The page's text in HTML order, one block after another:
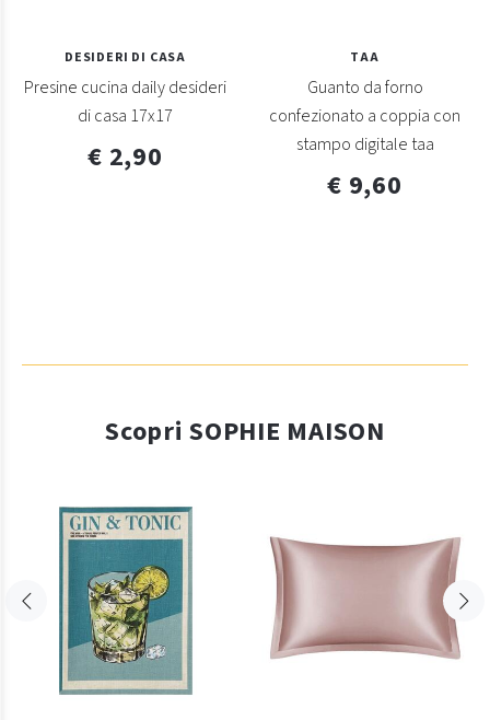
DESIDERI DI CASA
Presine cucina daily desideri
di casa 17x17
€ 2,90
TAA
Guanto da forno
confezionato a coppia con
stampo digitale taa
€ 9,60
Scopri SOPHIE MAISON